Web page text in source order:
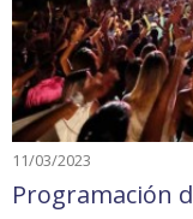
11/03/2023
Programación